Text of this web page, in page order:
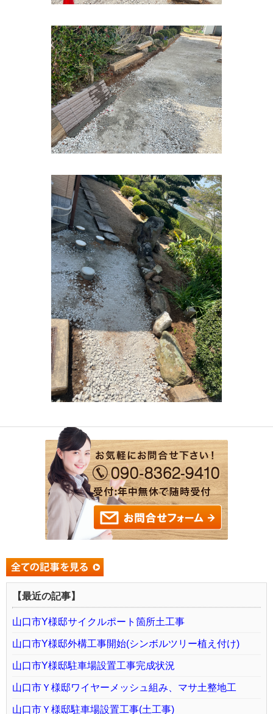
【最近の記事】
山口市Y様邸サイクルポート箇所土工事
山口市Y様邸外構工事開始(シンボルツリー植え付け)
山口市Y様邸駐車場設置工事完成状況
山口市Ｙ様邸ワイヤーメッシュ組み、マサ土整地工
山口市Ｙ様邸駐車場設置工事(土工事)